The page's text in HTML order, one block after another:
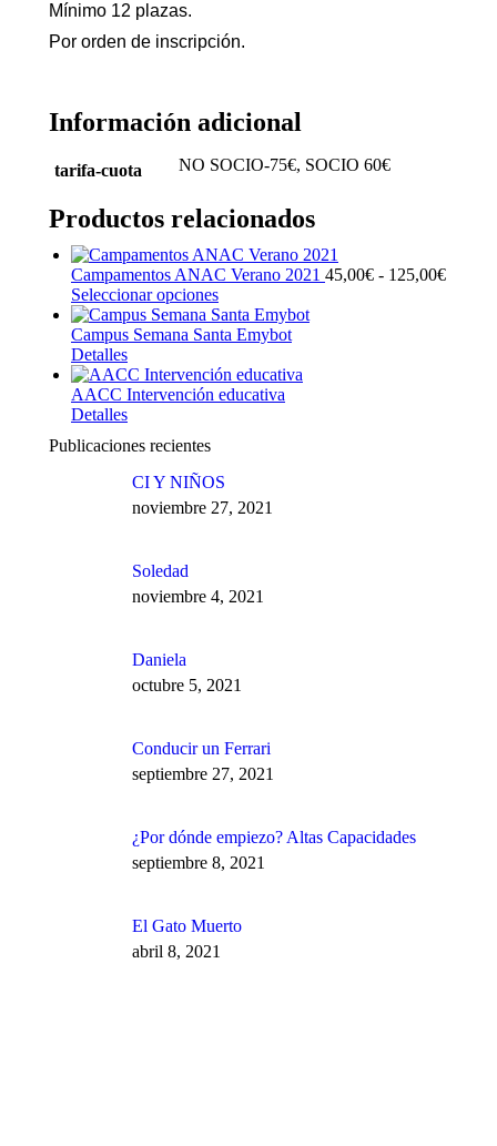
Mínimo 12 plazas.
Por orden de inscripción.
Información adicional
tarifa-cuota NO SOCIO-75€, SOCIO 60€
Productos relacionados
Campamentos ANAC Verano 2021 45,00€ - 125,00€
Seleccionar opciones
producto
tiene
variantes.
Las
elegir
en
la
Campus Semana Santa Emybot
Detalles
producto
tiene
Las
opciones
se
pueden
la
página
AACC Intervención educativa
Detalles
tiene
múltiples
variantes.
Las
pueden
elegir
página
producto
Publicaciones recientes
CI Y NIÑOS
noviembre 27, 2021
Soledad
noviembre 4, 2021
Daniela
octubre 5, 2021
Conducir un Ferrari
septiembre 27, 2021
¿Por dónde empiezo? Altas Capacidades
septiembre 8, 2021
El Gato Muerto
abril 8, 2021